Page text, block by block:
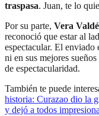
traspasa. Juan, te lo
Por su parte, Vera
reconoció que estar al
espectacular. El enviado
ni en sus mejores
de espectacularidad.
También te puede
historia: Curazao dio la
y dejó a todos